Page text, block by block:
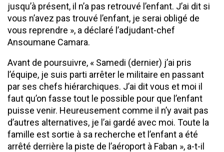
jusqu’à présent, il n’a pas retrouvé l’enfant. J’ai dit si
vous n’avez pas trouvé l’enfant, je serai obligé de
vous reprendre », a déclaré l’adjudant-chef
Ansoumane Camara.
Avant de poursuivre, « Samedi (dernier) j’ai pris
l’équipe, je suis parti arrêter le militaire en passant
par ses chefs hiérarchiques. J’ai dit vous et moi il
faut qu’on fasse tout le possible pour que l’enfant
puisse venir. Heureusement comme il n’y avait pas
d’autres alternatives, je l’ai gardé avec moi. Toute la
famille est sortie à sa recherche et l’enfant a été
arrêté derrière la piste de l’aéroport à Faban », a-t-il